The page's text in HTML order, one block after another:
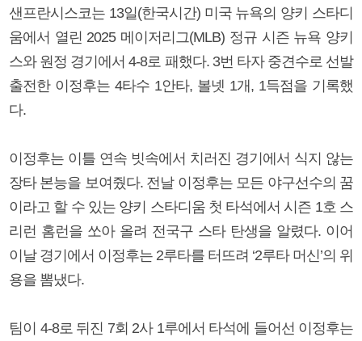
샌프란시스코는 13일(한국시간) 미국 뉴욕의 양키 스타디
움에서 열린 2025 메이저리그(MLB) 정규 시즌 뉴욕 양키
스와 원정 경기에서 4-8로 패했다. 3번 타자 중견수로 선발
출전한 이정후는 4타수 1안타, 볼넷 1개, 1득점을 기록했
다.
이정후는 이틀 연속 빗속에서 치러진 경기에서 식지 않는
장타 본능을 보여줬다. 전날 이정후는 모든 야구선수의 꿈
이라고 할 수 있는 양키 스타디움 첫 타석에서 시즌 1호 스
리런 홈런을 쏘아 올려 전국구 스타 탄생을 알렸다. 이어
이날 경기에서 이정후는 2루타를 터뜨려 ‘2루타 머신’의 위
용을 뽐냈다.
팀이 4-8로 뒤진 7회 2사 1루에서 타석에 들어선 이정후는